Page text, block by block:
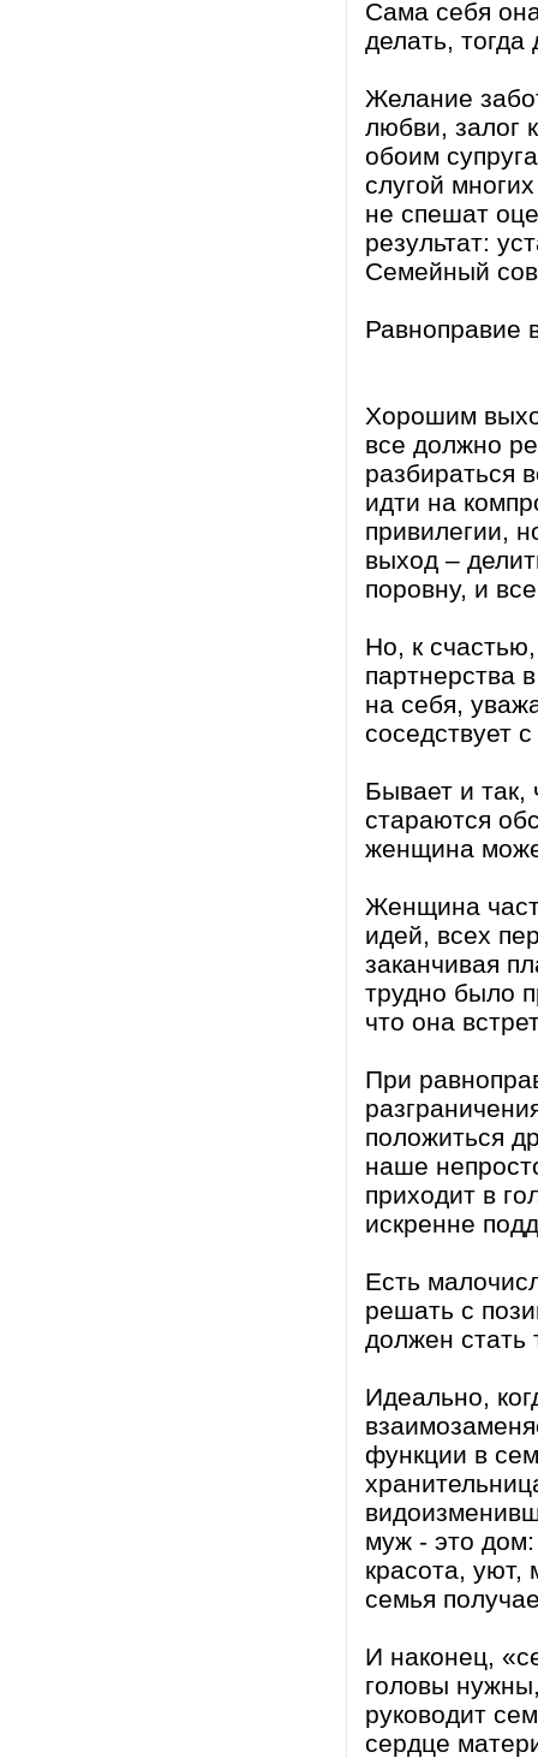
Сама себя
делать,
Желание
любви, залог
обоим
слугой
не спешат
результат:
Семейный
Равноправие
Хорошим
все должно
разбираться
идти на
привилегии,
выход –
поровну, и
Но, к
партнерства
на себя,
соседствует
Бывает и так,
стараются
женщина
Женщина
идей, всех
заканчивая
трудно было
что она
При
положиться
наше
приходит в
искренне
Есть
решать с
должен стать
Идеально,
функции в
муж - это
красота, уют,
семья
И наконец,
головы
руководит
сердце